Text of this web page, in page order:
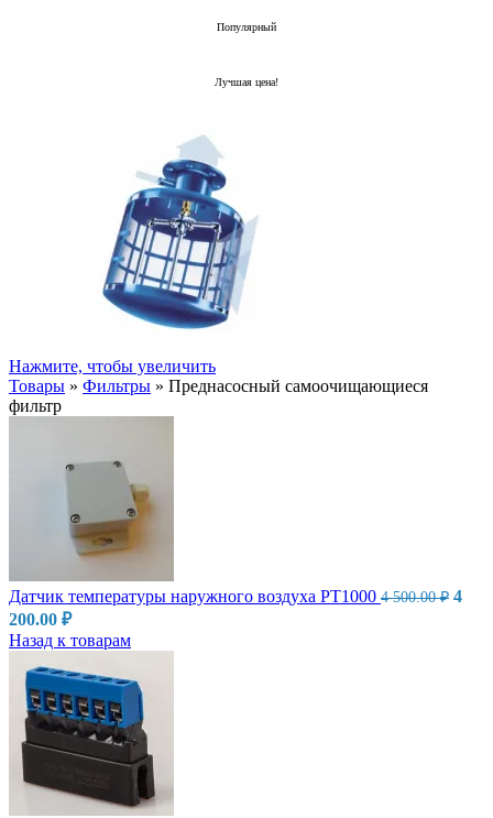
Популярный
Лучшая цена!
Нажмите, чтобы увеличить
Товары » Фильтры » Преднасосный самоочищающиеся
фильтр
Датчик температуры наружного воздуха PT1000 4 500.00₽ 4
200.00 ₽Текущая
цена:
4
200.00 ₽.
Назад к товарам